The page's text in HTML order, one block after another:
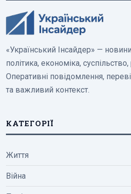
«Український Інсайдер» —
політика, економіка, суспільство,
Оперативні повідомлення,
та важливий контекст.
КАТЕГОРІЇ
Життя
Війна